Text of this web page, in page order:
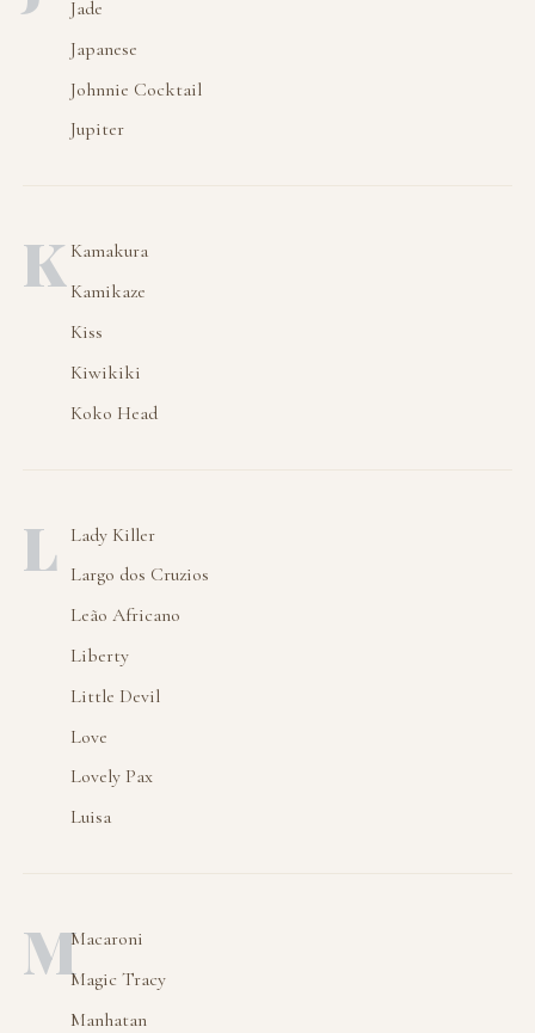
Jade
Japanese
Johnnie Cocktail
Jupiter
K Kamakura
Kamikaze
Kiss
Kiwikiki
Koko Head
L Lady Killer
Largo dos Cruzios
Leão Africano
Liberty
Little Devil
Love
Lovely Pax
Luisa
MMacaroni
Magic Tracy
Manhatan